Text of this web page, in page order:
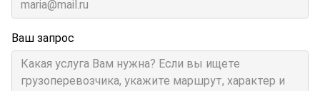
Ваш запрос